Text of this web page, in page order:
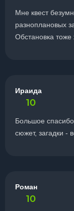
Мне квест
разноплановых
Обстановка
Ираида
10
Большое спасибо
сюжет, загадки -
Роман
10